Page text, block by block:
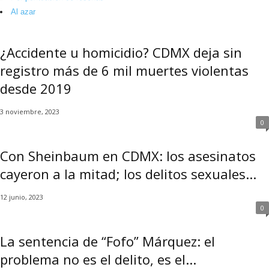
a
e
f
s
n
e
r
P
Al azar
¿Accidente u homicidio? CDMX deja sin
registro más de 6 mil muertes violentas
desde 2019
3 noviembre, 2023
0
Con Sheinbaum en CDMX: los asesinatos
cayeron a la mitad; los delitos sexuales...
12 junio, 2023
0
La sentencia de “Fofo” Márquez: el
problema no es el delito, es el...